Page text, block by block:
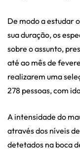
De modo a estudar
sua duração, os
sobre o assunto,
até ao mês de
realizarem uma
278 pessoas, com
A intensidade do
através dos níveis
detetados na boca